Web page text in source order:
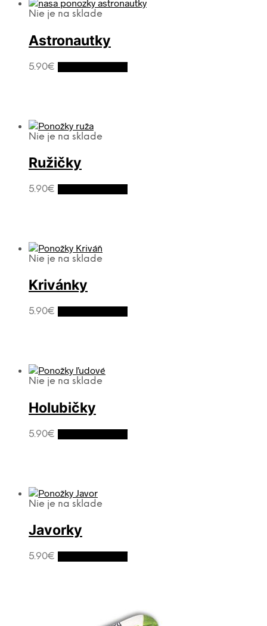
Nie je na sklade
Astronautky
5.90€
Nie je na sklade
Ružičky
5.90€
Nie je na sklade
Krivánky
5.90€
Nie je na sklade
Holubičky
5.90€
Nie je na sklade
Javorky
5.90€